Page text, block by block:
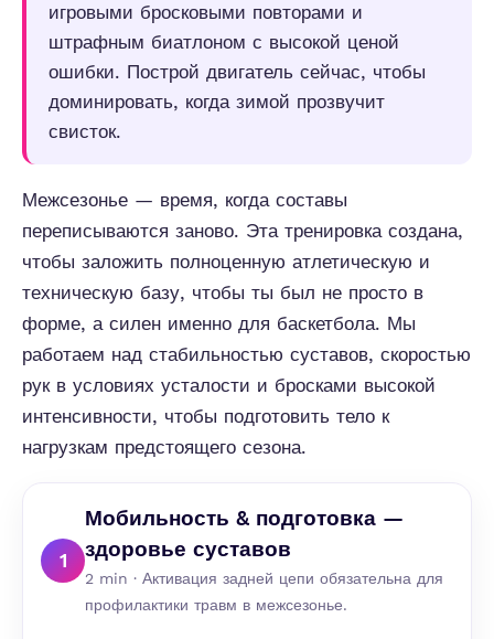
игровыми бросковыми повторами и
штрафным биатлоном с высокой ценой
ошибки. Построй двигатель сейчас, чтобы
доминировать, когда зимой прозвучит
свисток.
Межсезонье — время, когда составы
переписываются заново. Эта тренировка создана,
чтобы заложить полноценную атлетическую и
техническую базу, чтобы ты был не просто в
форме, а силен именно для баскетбола. Мы
работаем над стабильностью суставов, скоростью
рук в условиях усталости и бросками высокой
интенсивности, чтобы подготовить тело к
нагрузкам предстоящего сезона.
1
Мобильность & подготовка —
здоровье суставов
2 min · Активация задней цепи обязательна для
профилактики травм в межсезонье.